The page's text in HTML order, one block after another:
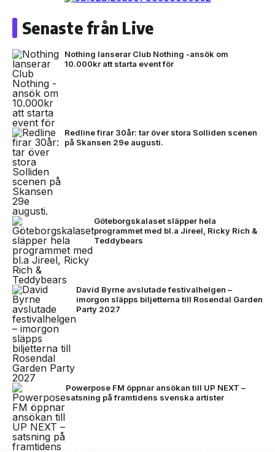
Senaste från Live
Nothing lanserar Club Nothing -ansök om
10.000kr att starta event för
Redline firar 30år: tar över stora Solliden scenen
på Skansen 29e augusti.
Göteborgskalaset släpper hela
programmet med bl.a Jireel, Ricky Rich &
Teddybears
David Byrne avslutade festivalhelgen –
imorgon släpps biljetterna till Rosendal Garden
Party 2027
Powerpose FM öppnar ansökan till UP NEXT –
satsning på framtidens svenska artister